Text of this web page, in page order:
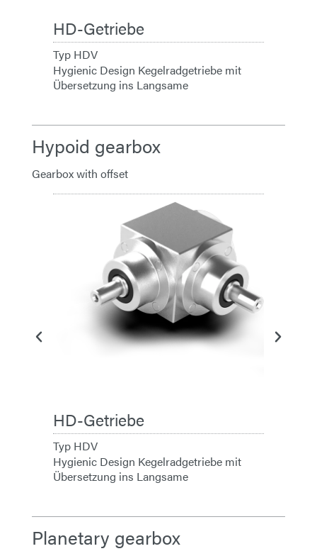
HD-Getriebe
Typ HDV
Hygienic Design Kegelradgetriebe mit
Übersetzung ins Langsame
Hypoid gearbox
Gearbox with offset
HD-Getriebe
Typ HDV
Hygienic Design Kegelradgetriebe mit
Übersetzung ins Langsame
Planetary gearbox